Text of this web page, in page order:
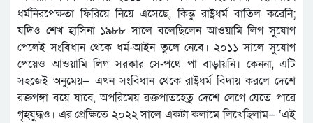
ধর্মনিরপেক্ষতা ফিরিয়ে নিয়ে এসেছে, কিন্তু রাষ্ট্রধর্ম বাতিল করেনি;
যদিও শেখ হাসিনা ১৯৮৮ সালে বলেছিলেন আওয়ামি লিগ সুযোগ
পেলেই সংবিধান থেকে ধর্ম-আইন তুলে নেবে। ২০১১ সালে সুযোগ
পেয়েও আওয়ামি লিগ সরকার সে-পথে পা বাড়ায়নি। কেননা, এটি
সহজেই অনুমেয়— এখন সংবিধান থেকে রাষ্ট্রধর্ম বিদায় করলে দেশে
রক্তগঙ্গা বয়ে যাবে, অপরিমেয় রক্তপাতহেতু দেশে লেগে যেতে পারে
গৃহযুদ্ধও। এর প্রেক্ষিতে ২০২২ সালে একটা কলামে লিখেছিলাম— ‘এই